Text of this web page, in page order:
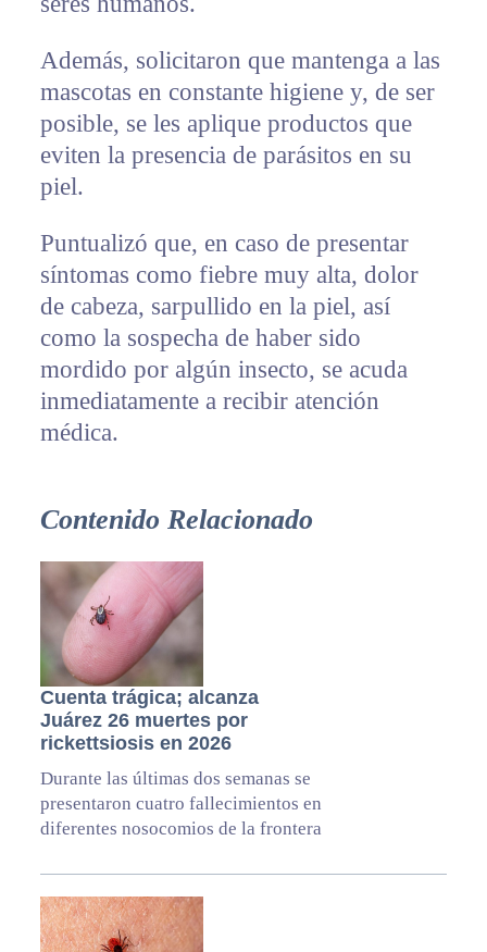
Además, solicitaron que mantenga a las
mascotas en constante higiene y, de ser
posible, se les aplique productos que
eviten la presencia de parásitos en su
piel.
Puntualizó que, en caso de presentar
síntomas como fiebre muy alta, dolor
de cabeza, sarpullido en la piel, así
como la sospecha de haber sido
mordido por algún insecto, se acuda
inmediatamente a recibir atención
médica.
Contenido Relacionado
Cuenta trágica; alcanza
Juárez 26 muertes por
rickettsiosis en 2026
Durante las últimas dos semanas se
presentaron cuatro fallecimientos en
diferentes nosocomios de la frontera